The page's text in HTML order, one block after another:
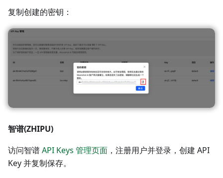
复制创建的密钥：
智谱(ZHIPU)
访问智谱API Keys 管理页面 ，注册用户并登录，创建 API
Key 并复制保存。